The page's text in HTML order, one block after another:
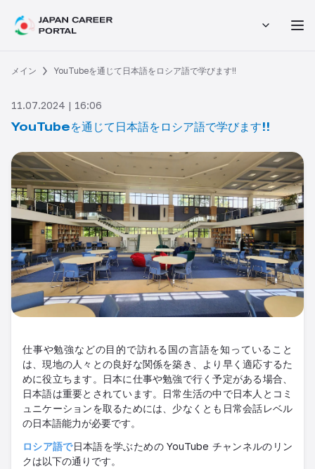
メイン YouTubeを通じて日本語をロシア語で学びます!!
11.07.2024 | 16:06
YouTubeを通じて日本語をロシア語で学びます!!
仕事や勉強などの目的で訪れる国の言語を知っていること
は、現地の人々との良好な関係を築き、より早く適応するた
めに役立ちます。日本に仕事や勉強で行く予定がある場合、
日本語は重要とされています。日常生活の中で日本人とコミ
ュニケーションを取るためには、少なくとも日常会話レベル
の日本語能力が必要です。
ロシア語で日本語を学ぶための YouTube チャンネルのリン
クは以下の通りです。